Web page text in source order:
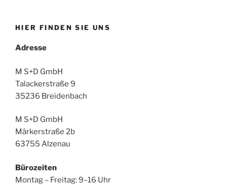
HIER FINDEN SIE UNS
Adresse
M S+D GmbH
Talackerstraße 9
35236 Breidenbach
M S+D GmbH
Märkerstraße 2b
63755 Alzenau
Bürozeiten
Montag – Freitag: 9–16 Uhr